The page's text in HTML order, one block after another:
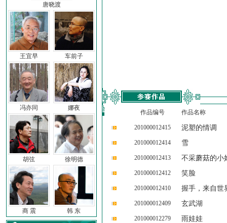
唐晓渡
王宜早 车前子
冯亦同 娜夜
胡弦 徐明德
商 震 韩 东
作品编号 作品名称
201000012415 泥塑的情调
201000012414 雪
201000012413 不采蘑菇的小
201000012412 笑脸
201000012410 握手，来自世
201000012409 玄武湖
201000012279 雨娃娃